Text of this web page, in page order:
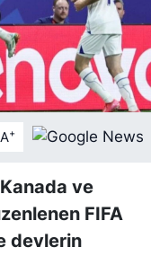
A+
ve
FIFA
devlerin